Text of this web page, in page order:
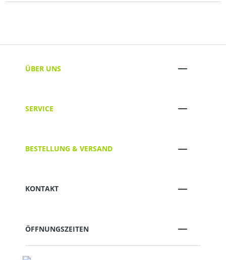
ÜBER UNS
SERVICE
BESTELLUNG & VERSAND
KONTAKT
ÖFFNUNGSZEITEN